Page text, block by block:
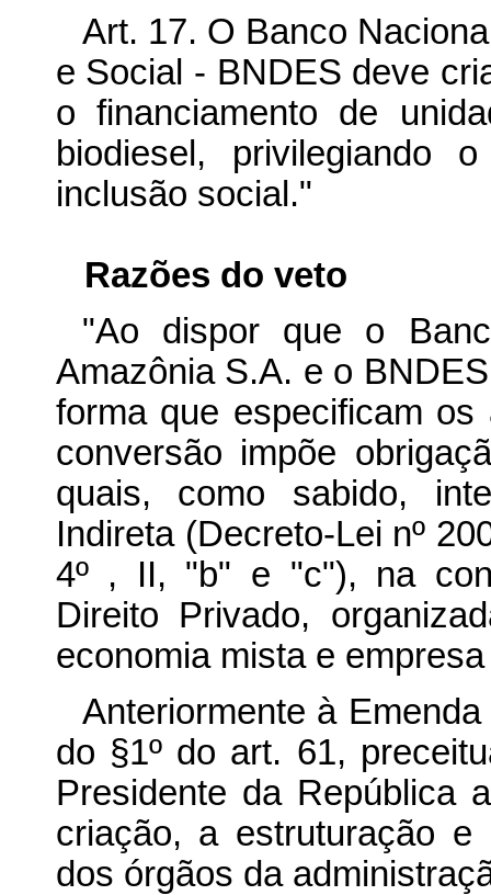
Art. 17. O Banco
e Social - BNDES deve
o financiamento de
biodiesel, privilegiando
inclusão social."
Razões do veto
"Ao dispor que o
Amazônia S.A. e o
forma que especificam
conversão impõe
quais, como sabido,
Indireta (Decreto-Lei nº
4º , II, "b" e "c"), na
Direito Privado,
economia mista e
Anteriormente à
do §1º do art. 61,
Presidente da República
criação, a estruturação
dos órgãos da